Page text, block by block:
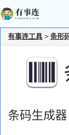
有事连工具 > 条形
条码生成器